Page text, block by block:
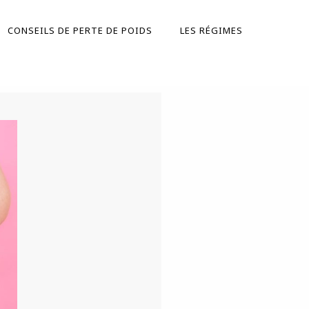
CONSEILS DE PERTE DE POIDS LES RÉGIMES